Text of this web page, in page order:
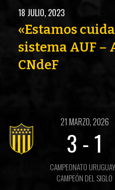
18 JULIO, 2023
«Estamos
sistema AUF –
CNdeF
21 MARZO, 2026
3 - 1
CAMPEONATO
CAMPEÓN DEL SIGLO